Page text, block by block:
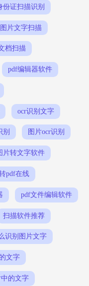
份证扫描识别
图片文字扫描
档扫描
pdf编辑器软件
ocr识别文字
别 图片ocr识别
片转文字软件
pdf在线
pdf文件编辑软件
扫描软件推荐
识别图片文字
文字
的文字